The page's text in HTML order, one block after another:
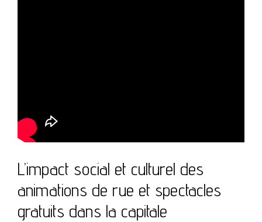
L’impact social et culturel des
animations de rue et spectacles
gratuits dans la capitale